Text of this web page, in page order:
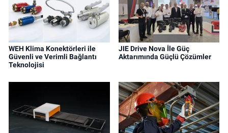
WEH Klima Konektörleri ile
Güvenli ve Verimli Bağlantı
Teknolojisi
JIE Drive Nova İle Güç
Aktarımında Güçlü Çözümler